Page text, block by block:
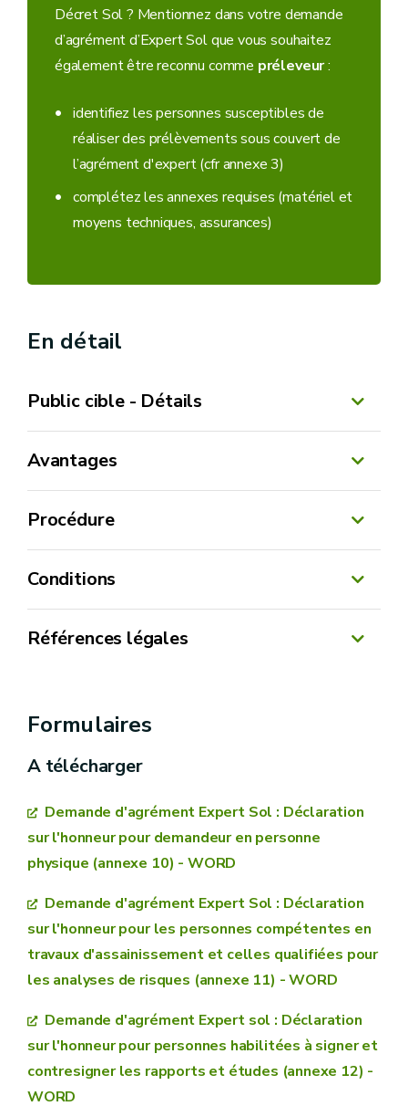
Décret Sol ? Mentionnez dans votre demande
d’agrément d’Expert Sol que vous souhaitez
également être reconnu comme préleveur:
identifiez les personnes susceptibles de
réaliser des prélèvements sous couvert de
l’agrément d'expert (cfr annexe 3)
complétez les annexes requises (matériel et
moyens techniques, assurances)
En détail
Public cible - Détails
Avantages
Procédure
modèle annexe 3)
Conditions
Références légales
et à l’assainissement des sols et ses
modifications (ou Décret « Sol »)
Arrêté du Gouvernement wallon du 06
l’assainissement des sols et ses modifications
Formulaires
A télécharger
Demande d'agrément Expert Sol : Déclaration
sur l'honneur pour demandeur en personne
physique (annexe 10) - WORD
Demande d'agrément Expert Sol : Déclaration
sur l'honneur pour les personnes compétentes en
travaux d'assainissement et celles qualifiées pour
les analyses de risques (annexe 11) - WORD
Demande d'agrément Expert sol : Déclaration
sur l'honneur pour personnes habilitées à signer et
contresigner les rapports et études (annexe 12) -
WORD